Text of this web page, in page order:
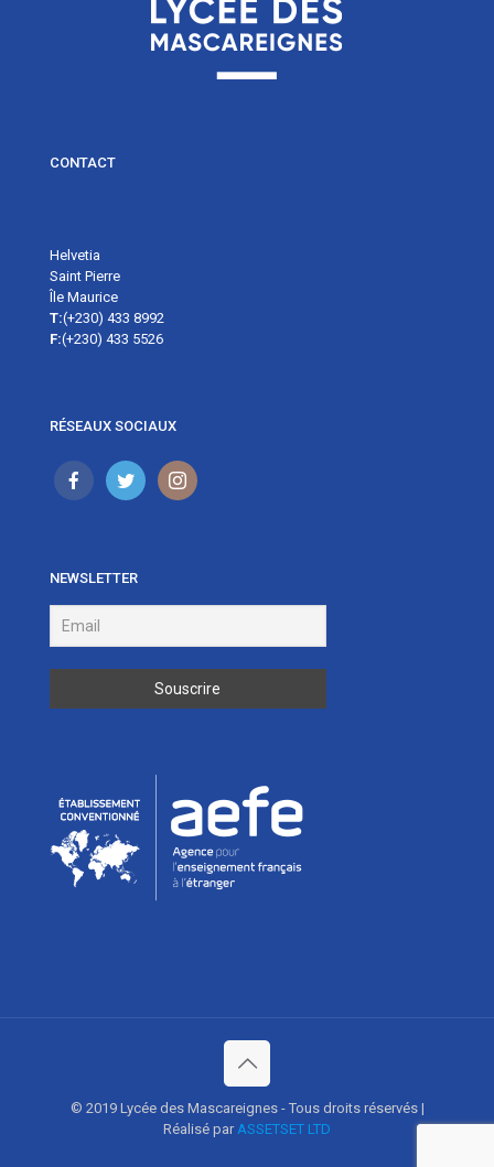
CONTACT
Helvetia
Saint Pierre
Île Maurice
T:(+230) 433 8992
F:(+230) 433 5526
RÉSEAUX SOCIAUX
NEWSLETTER
© 2019 Lycée des Mascareignes - Tous droits réservés |
Réalisé parASSETSET LTD